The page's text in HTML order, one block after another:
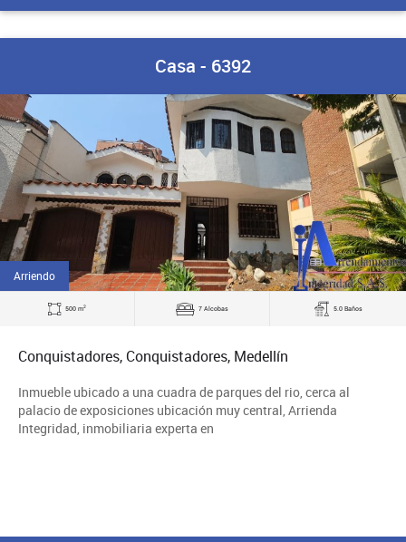
Casa - 6392
Arriendo
500 m2 7 Alcobas 5.0 Baños
Conquistadores, Conquistadores, Medellín
Inmueble ubicado a una cuadra de parques del rio, cerca al
palacio de exposiciones ubicación muy central, Arrienda
Integridad, inmobiliaria experta en